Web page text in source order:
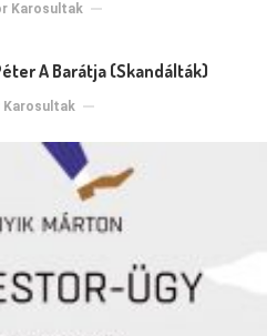
Karosultak
A Barátja (skandálták)
Karosultak